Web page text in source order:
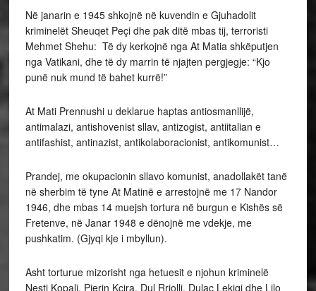
Në janarin e 1945 shkojnë në kuvendin e Gjuhadolit
kriminelët Sheuqet Peçi dhe pak ditë mbas tij, terroristi
Mehmet Shehu: Të dy kerkojnë nga At Matia shkëputjen
nga Vatikani, dhe të dy marrin të njajten pergjegje: “Kjo
punë nuk mund të bahet kurrë!”
At Mati Prennushi u deklarue haptas antiosmanllijë,
antimalazi, antishovenist sllav, antizogist, antiitalian e
antifashist, antinazist, antikolaboracionist, antikomunist…
Prandej, me okupacionin sllavo komunist, anadollakët tanë
në sherbim të tyne At Matinë e arrestojnë me 17 Nandor
1946, dhe mbas 14 muejsh tortura në burgun e Kishës së
Fretenve, në Janar 1948 e dënojnë me vdekje, me
pushkatim. (Gjyqi kje i mbyllun).
Asht torturue mizorisht nga hetuesit e njohun kriminelë
Nesti Kopali, Pjerin Kçira, Dul Rrjolli, Dulaç Lekiqi dhe Lilo